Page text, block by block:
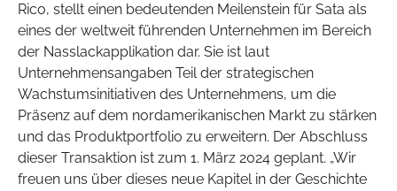
Rico, stellt einen bedeutenden Meilenstein für Sata als
eines der weltweit führenden Unternehmen im Bereich
der Nasslackapplikation dar. Sie ist laut
Unternehmensangaben Teil der strategischen
Wachstumsinitiativen des Unternehmens, um die
Präsenz auf dem nordamerikanischen Markt zu stärken
und das Produktportfolio zu erweitern. Der Abschluss
dieser Transaktion ist zum 1. März 2024 geplant. „Wir
freuen uns über dieses neue Kapitel in der Geschichte